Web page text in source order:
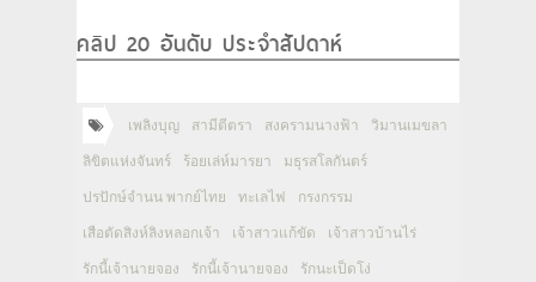
คลิป 20 อันดับ ประจำสัปดาห์
เพลิงบุญ สามีตีตรา สงครามนางฟ้า วิมานเมขลา
ลิขิตแห่งจันทร์ ร้อยเล่ห์มารยา มธุรสโลกันตร์
ปรปักษ์จำนน พากย์ไทย ทะเลไฟ กรงกรรม
เสือตัดสิงห์ลิงหลอกเจ้า เจ้าสาวแก้ขัด เจ้าสาวบ้านไร่
รักนี้เจ้านายจอง รักนี้เจ้านายจอง รักนะเป็ดโง่